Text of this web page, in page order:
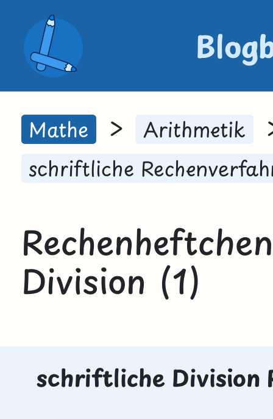
Mathe > Arithmetik
schriftliche
Division (1)
schriftliche Division